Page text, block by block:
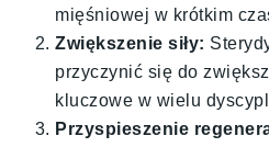
mięśniowej w krótkim
Zwiększenie siły:
przyczynić się do
kluczowe w wielu
Przyspieszenie